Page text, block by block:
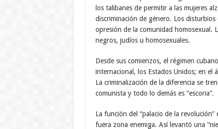
los talibanes de permitir a las mujeres
discriminación de género. Los
opresión de la comunidad homosexual.
negros, judíos u homosexuales.
Desde sus comienzos, el régimen
internacional, los Estados Unidos; en el
La criminalización de la diferencia se
comunista y todo lo demás es “escoria”.
La función del “palacio de la
fuera zona enemiga. Así levantó una